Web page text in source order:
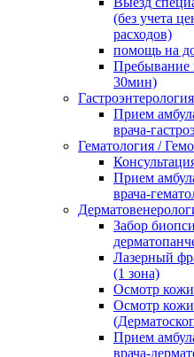
(без учета
расходов)
помощь на
Пребывание
30мин)
Гастроэнтерология
Прием
врача-
Гематология /
Прием
врача-
Забор
Лазерный
(1 зона)
Осмотр
Осмотр
Прием
врача-